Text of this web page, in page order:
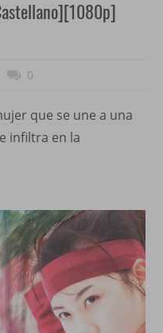
0
que se une a una
infiltra en la